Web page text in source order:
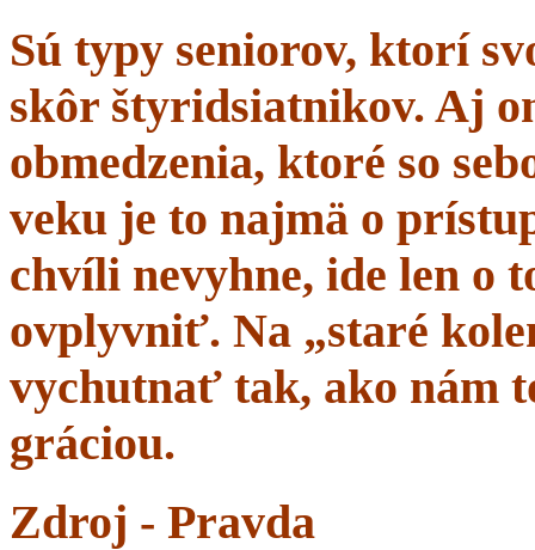
Sú typy seniorov, ktorí
skôr štyridsiatnikov. Aj
obmedzenia, ktoré so
veku je to najmä o
chvíli nevyhne, ide len o
ovplyvniť. Na „staré
vychutnať tak, ako nám
gráciou.
Zdroj - Pravda